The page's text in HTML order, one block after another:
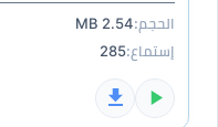
الحجم:2.54 MB
إستماع:285